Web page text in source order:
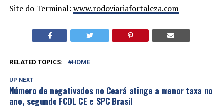
Site do Terminal: www.rodoviariafortaleza.com
RELATED TOPICS: HOME
UP NEXT
Número de negativados no Ceará atinge a menor taxa no
ano, segundo FCDL CE e SPC Brasil